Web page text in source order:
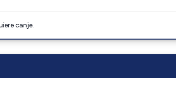
canje.